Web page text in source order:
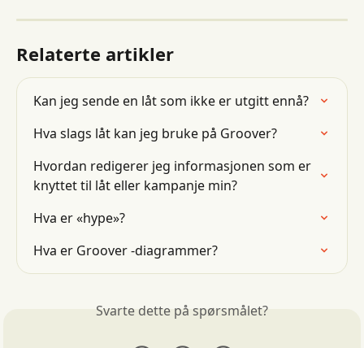
Relaterte artikler
Kan jeg sende en låt som ikke er utgitt ennå?
Hva slags låt kan jeg bruke på Groover?
Hvordan redigerer jeg informasjonen som er
knyttet til låt eller kampanje min?
Hva er «hype»?
Hva er Groover -diagrammer?
Svarte dette på spørsmålet?